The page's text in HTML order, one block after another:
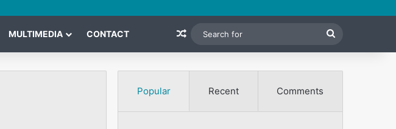
MULTIMEDIA CONTACT Random Article
for
Popular Recent Comments